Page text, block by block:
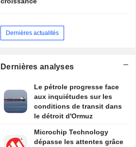
Dernières actualités
Dernières analyses
Le pétrole progresse face
aux inquiétudes sur les
conditions de transit dans
le détroit d'Ormuz
Microchip Technology
dépasse les attentes grâce